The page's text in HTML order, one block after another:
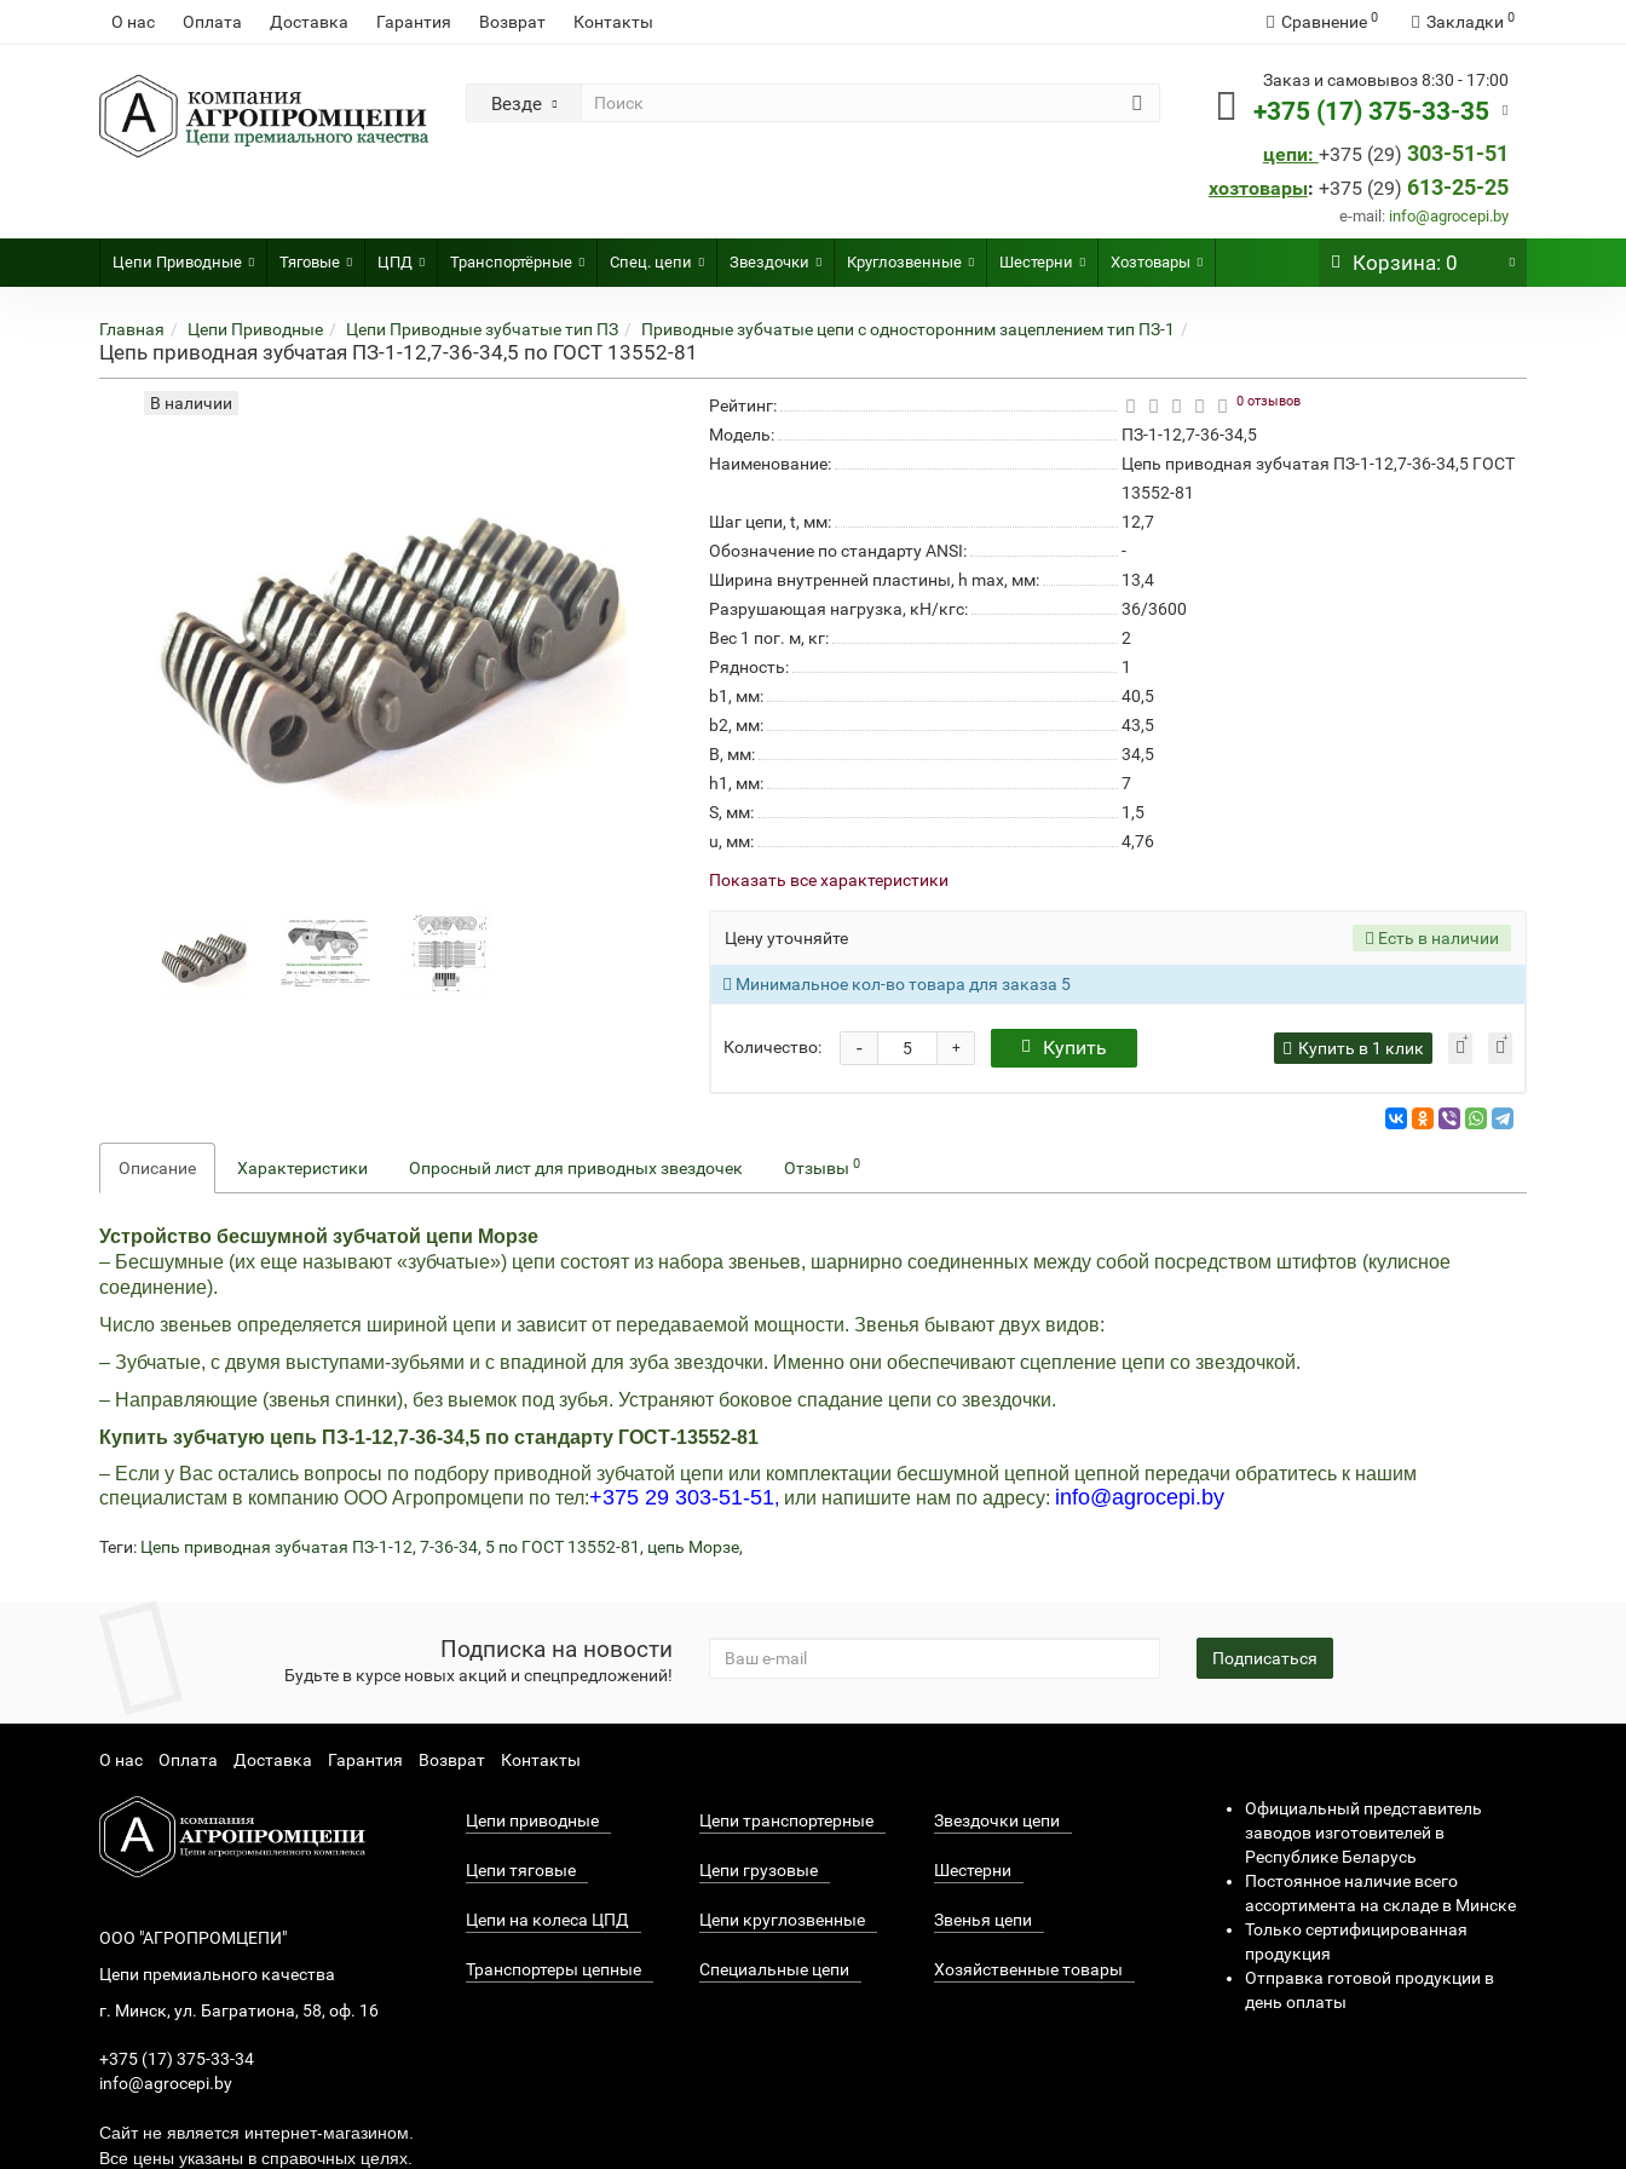
О нас Оплата Доставка Гарантия Возврат Контакты Сравнение 0 Закладки 0
Везде
Заказ и самовывоз 8:30 - 17:00
+375 (17) 375-33-35
цепи: +375 (29) 303-51-51
хозтовары: +375 (29) 613-25-25
e-mail: info@agrocepi.by
Цепи Приводные Тяговые ЦПД Транспортёрные Спец. цепи Звездочки Круглозвенные Шестерни Хозтовары Корзина: 0
Главная Цепи Приводные Цепи Приводные зубчатые тип ПЗ Приводные зубчатые цепи с односторонним зацеплением тип ПЗ-1
Цепь приводная зубчатая ПЗ-1-12,7-36-34,5 по ГОСТ 13552-81
В наличии Рейтинг: 0 отзывов
Модель:
ПЗ-1-12,7-36-34,5
Наименование:
Цепь приводная зубчатая ПЗ-1-12,7-36-34,5 ГОСТ
13552-81
Шаг цепи, t, мм:
12,7
Обозначение по стандарту ANSI:
-
Ширина внутренней пластины, h max, мм:
13,4
Разрушающая нагрузка, кН/кгс:
36/3600
Вес 1 пог. м, кг:
2
Рядность:
1
b1, мм:
40,5
b2, мм:
43,5
B, мм:
34,5
h1, мм:
7
S, мм:
1,5
u, мм:
4,76
Показать все характеристики
Цену уточняйте Есть в наличии
Минимальное кол-во товара для заказа 5
Количество: +
- Купить Купить в 1 клик
Описание Характеристики Опросный лист для приводных звездочек Отзывы0
Устройство бесшумной зубчатой цепи Морзе
– Бесшумные (их еще называют «зубчатые») цепи состоят из набора звеньев, шарнирно соединенных между собой посредством штифтов (кулисное
соединение).
Число звеньев определяется шириной цепи и зависит от передаваемой мощности. Звенья бывают двух видов:
– Зубчатые, с двумя выступами-зубьями и с впадиной для зуба звездочки. Именно они обеспечивают сцепление цепи со звездочкой.
– Направляющие (звенья спинки), без выемок под зубья. Устраняют боковое спадание цепи со звездочки.
Купить зубчатую цепь ПЗ-1-12,7-36-34,5 по стандарту ГОСТ-13552-81
– Если у Вас остались вопросы по подбору приводной зубчатой цепи или комплектации бесшумной цепной цепной передачи обратитесь к нашим
специалистам в компанию ООО Агропромцепи по тел:+375 29 303-51-51, или напишите нам по адресу: info@agrocepi.by
Теги: Цепь приводная зубчатая ПЗ-1-12,7-36-34, 5 по ГОСТ 13552-81 , цепь Морзе,
Подписка на новости
Будьте в курсе новых акций и спецпредложений!
Подписаться
О нас Оплата Доставка Гарантия Возврат Контакты
ООО "АГРОПРОМЦЕПИ"
Цепи премиального качества
г. Минск, ул. Багратиона, 58, оф. 16
+375 (17) 375-33-34
info@agrocepi.by
Сайт не является интернет-магазином.
Все цены указаны в справочных целях.
Цепи приводные
Цепи тяговые
Цепи на колеса ЦПД
Транспортеры цепные
Цепи транспортерные
Цепи грузовые
Цепи круглозвенные
Специальные цепи
Звездочки цепи
Шестерни
Звенья цепи
Хозяйственные товары
Официальный представитель
заводов изготовителей в
Республике Беларусь
Постоянное наличие всего
ассортимента на складе в Минске
Только сертифицированная
продукция
Отправка готовой продукции в
день оплаты